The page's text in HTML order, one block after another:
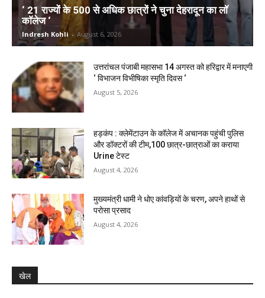
‘ 21 राज्यों के 500 से अधिक छात्रों ने चुना देहरादून का लाॅ
काॅलेज ‘
Indresh Kohli - August 6, 2026
उत्तरांचल पंजाबी महासभा 14 अगस्त को हरिद्वार में मनाएगी
‘ विभाजन विभीषिका स्मृति दिवस ‘
August 5, 2026
हड़कंप : क्लेमेंटाउन के कॉलेज में अचानक पहुंची पुलिस
और डॉक्टरों की टीम,100 छात्र-छात्राओं का कराया
Urine टेस्ट
August 4, 2026
मुख्यमंत्री धामी ने धोए कांवड़ियों के चरण, अपने हाथों से
परोसा प्रसाद
August 4, 2026
खेल